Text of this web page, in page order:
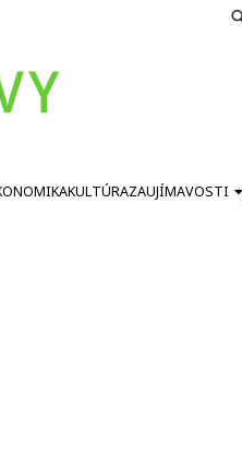
KULTÚRAZAUJÍMAVOSTI